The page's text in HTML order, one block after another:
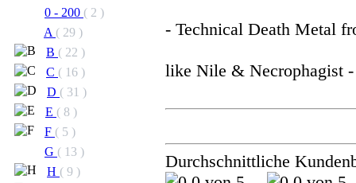
0 - 200 ( 2 )
A ( 29 )
B ( 22 )
C ( 16 )
D ( 31 )
E ( 8 )
F ( 5 )
G ( 13 )
H ( 9 )
- Technical Death Metal
like Nile & Necrophagist -
Durchschnittliche